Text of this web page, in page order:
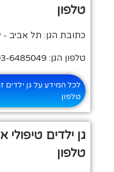
טלפון
כתובת הגן: תל אביב -
טלפון הגן: 03-6485049
לכל המידע על גן ילדים
טלפון
גן ילדים
טלפון